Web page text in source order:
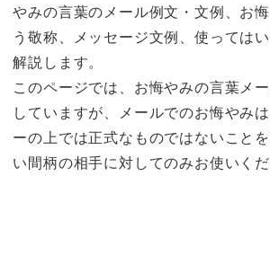
やみの言葉のメール例文・文例、お
う敬称、メッセージ文例、使っては
解説します。
このページでは、お悔やみの言葉メ
していますが、メールでのお悔やみ
ーの上では正式なものではないこと
い間柄の相手に対してのみお使いくだ